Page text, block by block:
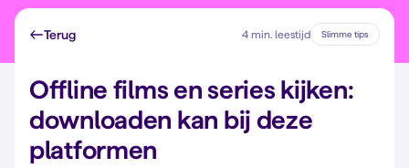
Terug 4 min. leestijd Slimme tips
Offline films en series kijken:
downloaden kan bij deze
platformen